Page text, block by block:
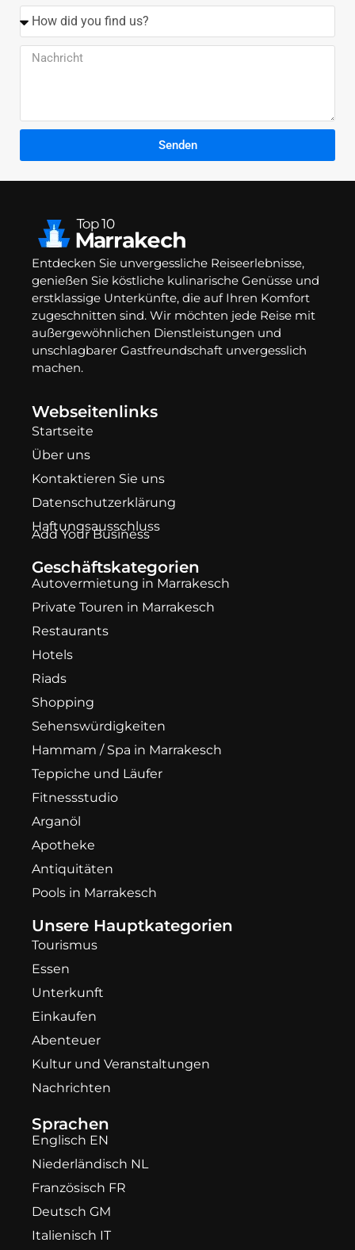
Senden
Entdecken Sie unvergessliche Reiseerlebnisse,
genießen Sie köstliche kulinarische Genüsse und
erstklassige Unterkünfte, die auf Ihren Komfort
zugeschnitten sind. Wir möchten jede Reise mit
außergewöhnlichen Dienstleistungen und
unschlagbarer Gastfreundschaft unvergesslich
machen.
Webseitenlinks
Startseite
Über uns
Kontaktieren Sie uns
Datenschutzerklärung
Haftungsausschluss
Add Your Business
Geschäftskategorien
Autovermietung in Marrakesch
Private Touren in Marrakesch
Restaurants
Hotels
Riads
Shopping
Sehenswürdigkeiten
Hammam / Spa in Marrakesch
Teppiche und Läufer
Fitnessstudio
Arganöl
Apotheke
Antiquitäten
Pools in Marrakesch
Unsere Hauptkategorien
Tourismus
Essen
Unterkunft
Einkaufen
Abenteuer
Kultur und Veranstaltungen
Nachrichten
Sprachen
Englisch EN
Niederländisch NL
Französisch FR
Deutsch GM
Italienisch IT